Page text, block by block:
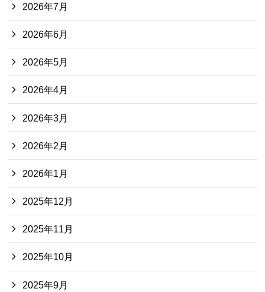
2026年7月
2026年6月
2026年5月
2026年4月
2026年3月
2026年2月
2026年1月
2025年12月
2025年11月
2025年10月
2025年9月